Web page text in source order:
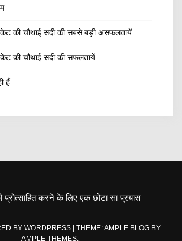
की चौथाई सदी की सबसे बड़ी असफलतायें
की चौथाई सदी की सफलतायें
हैं
प्रोत्साहित करने के लिए एक छोटा सा प्रयास
BY WORDPRESS
THEME: AMPLE BLOG BY
AMPLE THEMES.